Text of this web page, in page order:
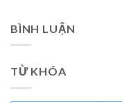
BÌNH LUẬN
TỪ KHÓA